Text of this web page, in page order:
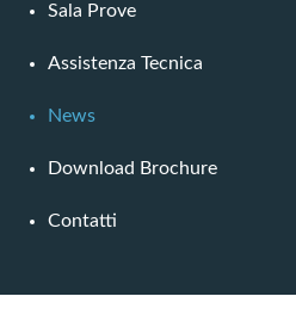
Sala Prove
Assistenza Tecnica
News
Download Brochure
Contatti